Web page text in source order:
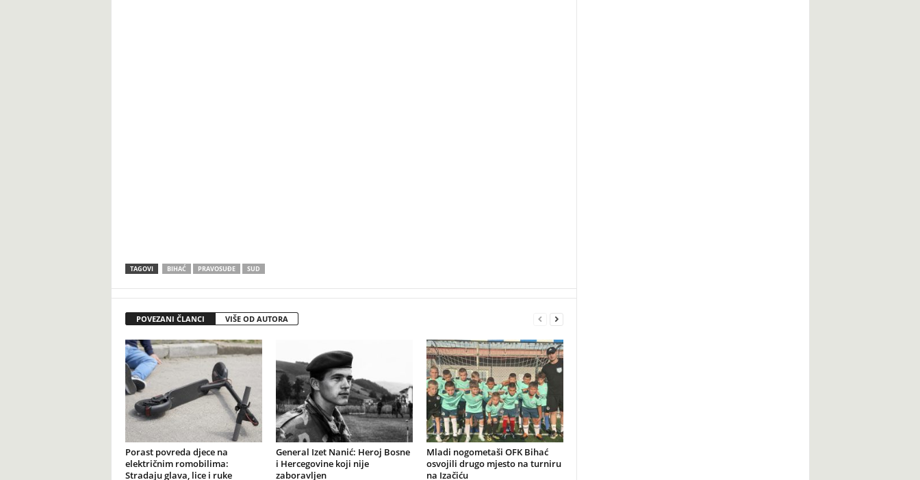
TAGOVI BIHAĆ PRAVOSUĐE SUD
POVEZANI ČLANCI VIŠE OD AUTORA
Porast povreda djece na
električnim romobilima:
Stradaju glava, lice i ruke
General Izet Nanić: Heroj Bosne
i Hercegovine koji nije
zaboravljen
Mladi nogometaši OFK Bihać
osvojili drugo mjesto na turniru
na Izačiću